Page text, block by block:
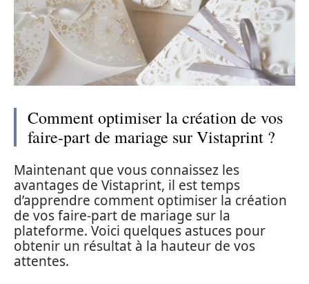
Comment optimiser la création de vos
faire-part de mariage sur Vistaprint ?
Maintenant que vous connaissez les
avantages de Vistaprint, il est temps
d’apprendre comment optimiser la création
de vos faire-part de mariage sur la
plateforme. Voici quelques astuces pour
obtenir un résultat à la hauteur de vos
attentes.